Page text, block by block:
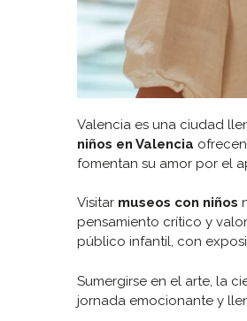
Valencia es una ciudad
niños en Valencia
fomentan su amor por el
Visitar museos con niños
pensamiento crítico y
público infantil, con
Sumergirse en el arte, la
jornada emocionante y